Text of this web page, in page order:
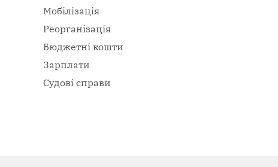
Мобілізація
Реорганізація
Бюджетні кошти
Зарплати
Судові справи